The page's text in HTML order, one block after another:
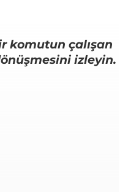
komutun çalışan
izleyin.